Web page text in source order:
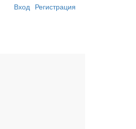
Вход Регистрация